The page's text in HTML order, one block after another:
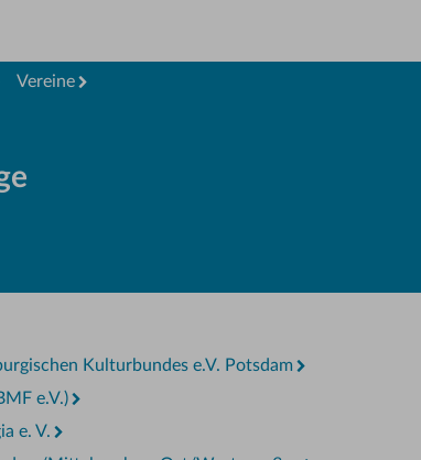
Vereine
Kulturbundes e.V. Potsdam
e.V.)
e. V.